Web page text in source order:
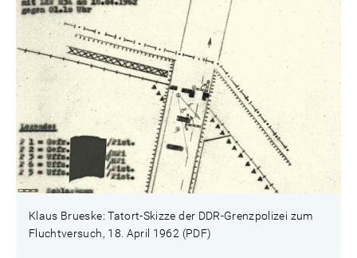
Klaus Brueske: Tatort-Skizze der DDR-Grenzpolizei zum
Fluchtversuch, 18. April 1962 (PDF)